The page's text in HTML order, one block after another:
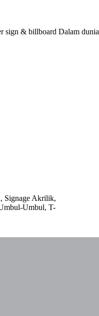
sign & billboard Dalam dunia
Signage Akrilik,
Umbul, T-